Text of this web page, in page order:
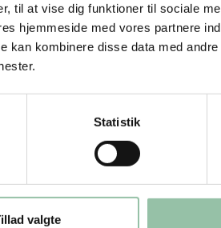
til at vise dig funktioner til sociale
hjemmeside med vores partnere
kan kombinere disse data med
Statistik
valgte
hvidløg og
til en jævn
fra
en lind
i 25-30
være saftige.
rødbeder.